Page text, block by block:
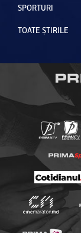
SPORTURI
TOATE ȘTIRILE